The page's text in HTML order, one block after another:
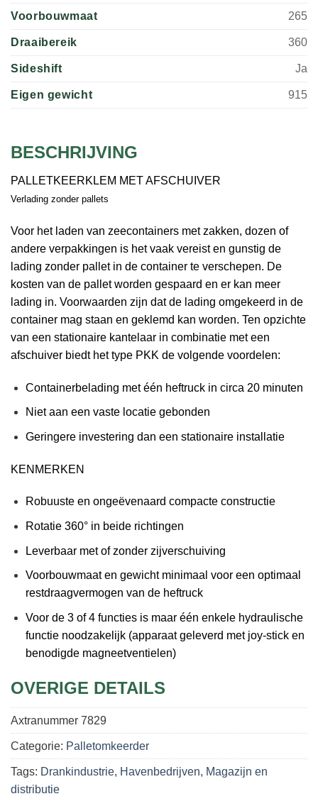
Voorbouwmaat 265
Draaibereik 360
Sideshift Ja
Eigen gewicht 915
BESCHRIJVING
PALLETKEERKLEM MET AFSCHUIVER
Verlading zonder pallets
Voor het laden van zeecontainers met zakken, dozen of
andere verpakkingen is het vaak vereist en gunstig de
lading zonder pallet in de container te verschepen. De
kosten van de pallet worden gespaard en er kan meer
lading in. Voorwaarden zijn dat de lading omgekeerd in de
container mag staan en geklemd kan worden. Ten opzichte
van een stationaire kantelaar in combinatie met een
afschuiver biedt het type PKK de volgende voordelen:
Containerbelading met één heftruck in circa 20 minuten
Niet aan een vaste locatie gebonden
Geringere investering dan een stationaire installatie
KENMERKEN
Robuuste en ongeëvenaard compacte constructie
Rotatie 360° in beide richtingen
Leverbaar met of zonder zijverschuiving
Voorbouwmaat en gewicht minimaal voor een optimaal
restdraagvermogen van de heftruck
Voor de 3 of 4 functies is maar één enkele hydraulische
functie noodzakelijk (apparaat geleverd met joy-stick en
benodigde magneetventielen)
OVERIGE DETAILS
Axtranummer 7829
Categorie: Palletomkeerder
Tags: Drankindustrie, Havenbedrijven, Magazijn en
distributie